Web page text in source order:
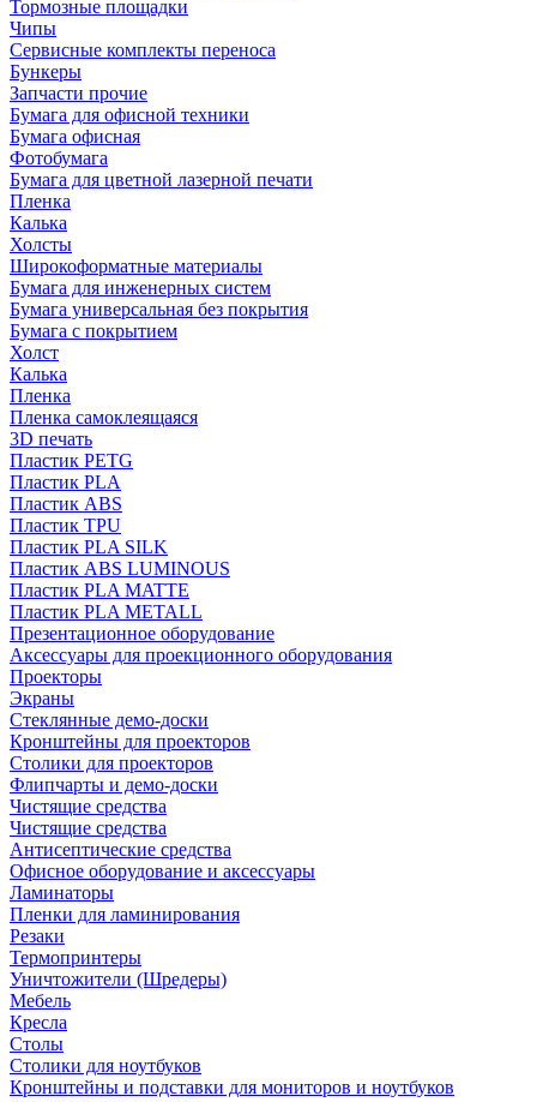
Тормозные площадки
Чипы
Сервисные комплекты переноса
Бункеры
Запчасти прочие
Бумага для офисной техники
Бумага офисная
Фотобумага
Бумага для цветной лазерной печати
Пленка
Калька
Холсты
Широкоформатные материалы
Бумага для инженерных систем
Бумага универсальная без покрытия
Бумага с покрытием
Холст
Калька
Пленка
Пленка самоклеящаяся
3D печать
Пластик PETG
Пластик PLA
Пластик ABS
Пластик TPU
Пластик PLA SILK
Пластик ABS LUMINOUS
Пластик PLA MATTE
Пластик PLA METALL
Презентационное оборудование
Аксессуары для проекционного оборудования
Проекторы
Экраны
Стеклянные демо-доски
Кронштейны для проекторов
Столики для проекторов
Флипчарты и демо-доски
Чистящие средства
Чистящие средства
Антисептические средства
Офисное оборудование и аксессуары
Ламинаторы
Пленки для ламинирования
Резаки
Термопринтеры
Уничтожители (Шредеры)
Мебель
Кресла
Столы
Столики для ноутбуков
Кронштейны и подставки для мониторов и ноутбуков